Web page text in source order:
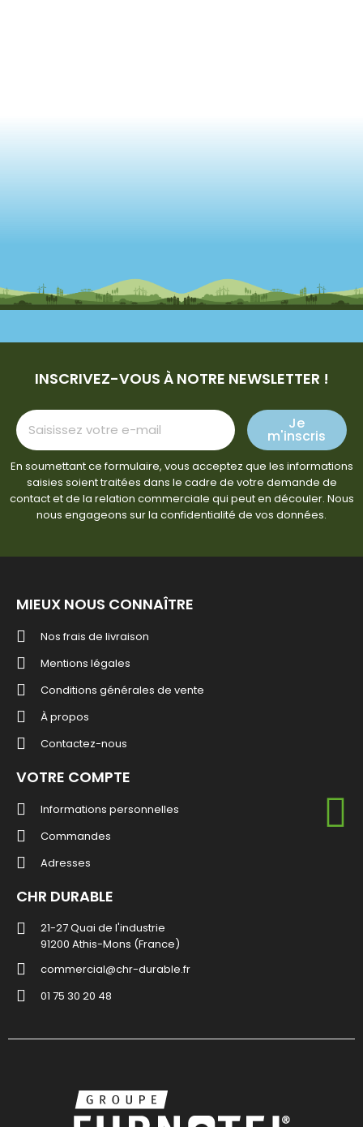
INSCRIVEZ-VOUS À NOTRE NEWSLETTER !
Je
m'inscris
En soumettant ce formulaire, vous acceptez que les informations
saisies soient traitées dans le cadre de votre demande de
contact et de la relation commerciale qui peut en découler. Nous
nous engageons sur la confidentialité de vos données.
MIEUX NOUS CONNAÎTRE
Nos frais de livraison
Mentions légales
Conditions générales de vente
À propos
Contactez-nous
VOTRE COMPTE
Informations personnelles
Commandes
Adresses
CHR DURABLE
21-27 Quai de l'industrie
91200 Athis-Mons (France)
commercial@chr-durable.fr
01 75 30 20 48